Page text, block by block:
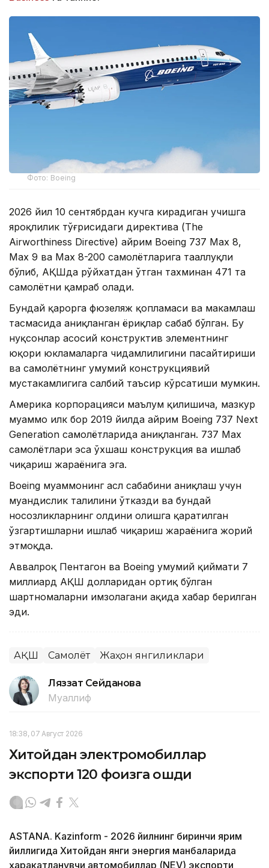
Фото: Boeing
2026 йил 10 сентябрдан кучга кирадиган учишга
яроқлилик тўғрисидаги директива (The
Airworthiness Directive) айрим Boeing 737 Max 8,
Max 9 ва Max 8-200 самолётларига тааллуқли
бўлиб, АҚШда рўйхатдан ўтган тахминан 471 та
самолётни қамраб олади.
Бундай қарорга фюзеляж қопламаси ва маҳкамлаш
тасмасида аниқланган ёриқлар сабаб бўлган. Бу
нуқсонлар асосий конструктив элементнинг
юқори юкламаларга чидамлилигини пасайтириши
ва самолётнинг умумий конструкциявий
мустаҳкамлигига салбий таъсир кўрсатиши мумкин.
Америка корпорацияси маълум қилишича, мазкур
муаммо илк бор 2019 йилда айрим Boeing 737 Next
Generation самолётларида аниқланган. 737 Max
самолётлари эса ўхшаш конструкция ва ишлаб
чиқариш жараёнига эга.
Boeing муаммонинг асл сабабини аниқлаш учун
муҳандислик таҳлилини ўтказди ва бундай
носозликларнинг олдини олишга қаратилган
ўзгартишларни ишлаб чиқариш жараёнига жорий
этмоқда.
Аввалроқ Пентагон ва Boeing умумий қиймати 7
миллиард АҚШ долларидан ортиқ бўлган
шартномаларни имзолагани ҳақида хабар берилган
эди.
АҚШ Самолёт Жаҳон янгиликлари
Ляззат Сейданова
Муаллиф
18:38, 07 Август 2026
Хитойдан электромобиллар
экспорти 120 фоизга ошди
ASTANA. Kazinform - 2026 йилнинг биринчи ярим
йиллигида Хитойдан янги энергия манбаларида
ҳаракатланувчи автомобиллар (NEV) экспорти